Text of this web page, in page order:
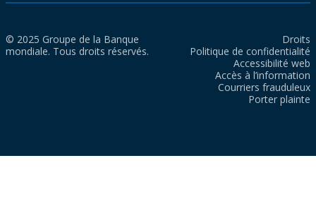
© 2025 Groupe de la Banque
mondiale. Tous droits réservés.
Droits
Politique de confidentialité
Accessibilité web
Accès à l’information
Courriers frauduleux
Porter plainte